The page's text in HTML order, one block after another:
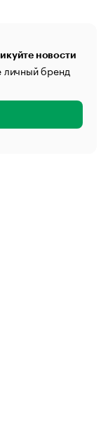
новости
личный бренд